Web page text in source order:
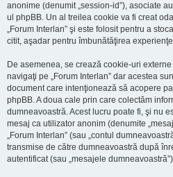
anonime (denumit „session-id”), asociate
ul phpBB. Un al treilea cookie va fi creat
„Forum Interlan” şi este folosit pentru a
citit, aşadar pentru îmbunătăţirea
De asemenea, se crează cookie-uri
navigaţi pe „Forum Interlan” dar acestea
document care intenţionează să acopere
phpBB. A doua cale prin care colectăm
dumneavoastră. Acest lucru poate fi, şi nu
mesaj ca utilizator anonim (denumite
„Forum Interlan” (sau „contul
transmise de către dumneavoastră după
autentificat (sau „mesajele